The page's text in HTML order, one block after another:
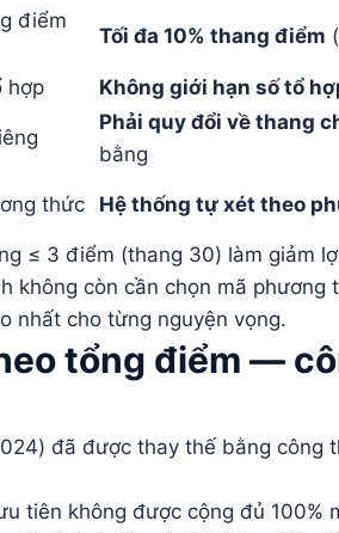
điểm
Tối đa 10% thang điểm
hợp Không giới hạn số tổ
Phải quy đổi về thang
bằng
thức Hệ thống tự xét theo
≤ 3 điểm (thang 30) làm giảm
không còn cần chọn mã
nhất cho từng nguyện vọng.
tổng điểm —
đã được thay thế bằng công
tiên không được cộng đủ 100%